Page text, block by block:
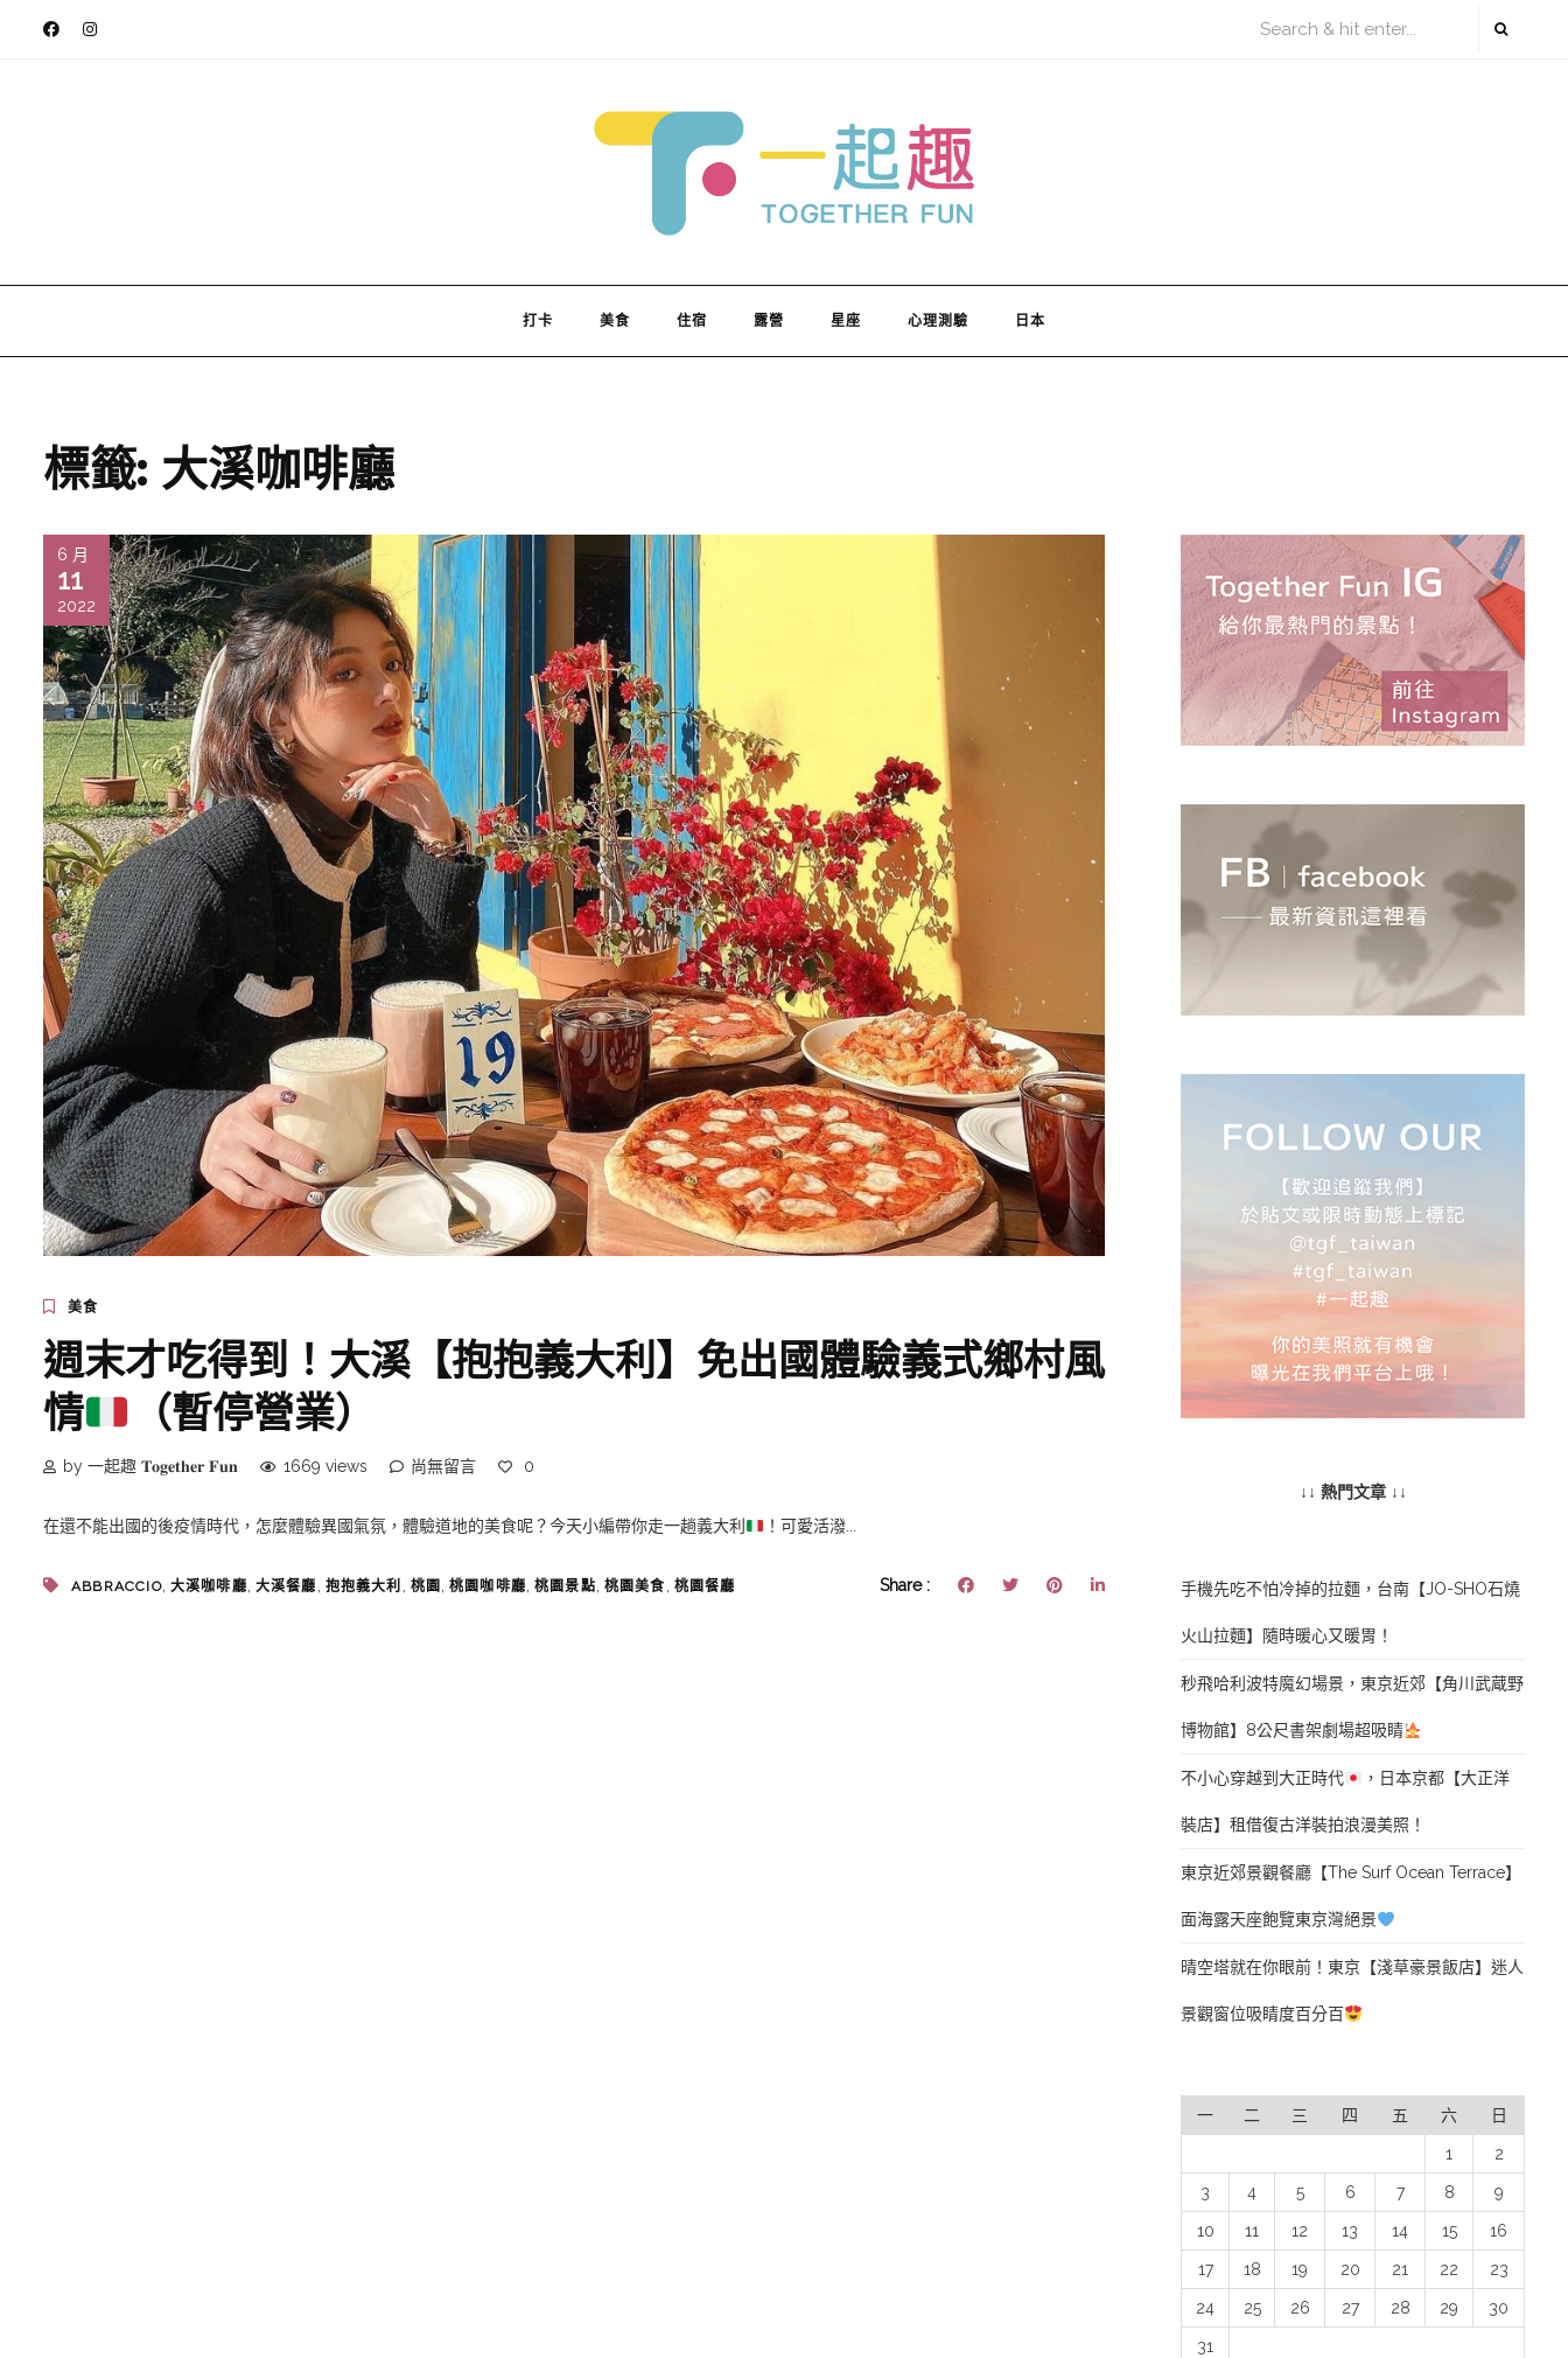
打卡 美食 住宿 露營 星座 心理測驗 日本
標籤: 大溪咖啡廳
6 月
11
2022
美食
週末才吃得到！大溪【抱抱義大利】免出國體驗義式鄉村風
情
（暫停營業）
by 一起趣 𝐓𝐨𝐠𝐞𝐭𝐡𝐞𝐫 𝐅𝐮𝐧 1669 views 尚無留言 0
在還不能出國的後疫情時代，怎麼體驗異國氣氛，體驗道地的美食呢？今天小編帶你走一趟義大利 ！可愛活潑...
ABBRACCIO, 大溪咖啡廳, 大溪餐廳 , 抱抱義大利 , 桃園 ,桃園咖啡廳,桃園景點, 桃園美食 , 桃園餐廳 Share :
↓↓ 熱門文章 ↓↓
手機先吃不怕冷掉的拉麵，台南【JO-SHO石燒
火山拉麵】隨時暖心又暖胃！
秒飛哈利波特魔幻場景，東京近郊【角川武蔵野
博物館】8公尺書架劇場超吸睛
不小心穿越到大正時代 ，日本京都【大正洋
裝店】租借復古洋裝拍浪漫美照！
東京近郊景觀餐廳【The Surf Ocean Terrace】
面海露天座飽覽東京灣絕景
晴空塔就在你眼前！東京【淺草豪景飯店】迷人
景觀窗位吸睛度百分百
一 二 三 四 五 六 日
1 2
3 4 5 6 7 8 9
10 11 12 13 14 15 16
17 18 19 20 21 22 23
24 25 26 27 28 29 30
31